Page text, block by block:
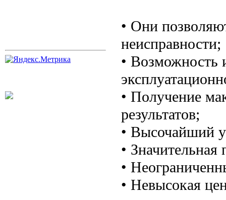
• Они
неисправности;
• Возможность
• Получение
результатов;
• Высочайший
•
•
• Невысокая